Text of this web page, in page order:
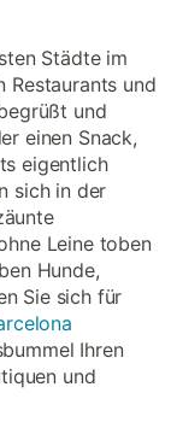
Städte im
Restaurants und
und
einen Snack,
eigentlich
sich in der
Leine toben
Hunde,
Sie sich für
Ihren
und